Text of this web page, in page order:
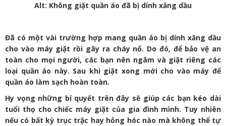
Alt: Không giặt quần áo đã bị dính xăng dầu
Đã có một vài trường hợp mang quần áo bị dính xăng dầu
cho vào máy giặt rồi gây ra cháy nổ. Do đó, để bảo vệ an
toàn cho mọi người, các bạn nên ngâm và giặt riêng các
loại quần áo này. Sau khi giặt xong mới cho vào máy để
quần áo làm sạch hoàn toàn.
Hy vọng những bí quyết trên đây sẽ giúp các bạn kéo dài
tuổi thọ cho chiếc máy giặt của gia đình mình. Tuy nhiên
nếu có bất kỳ trục trặc hay hỏng hóc nào mà không thể tự